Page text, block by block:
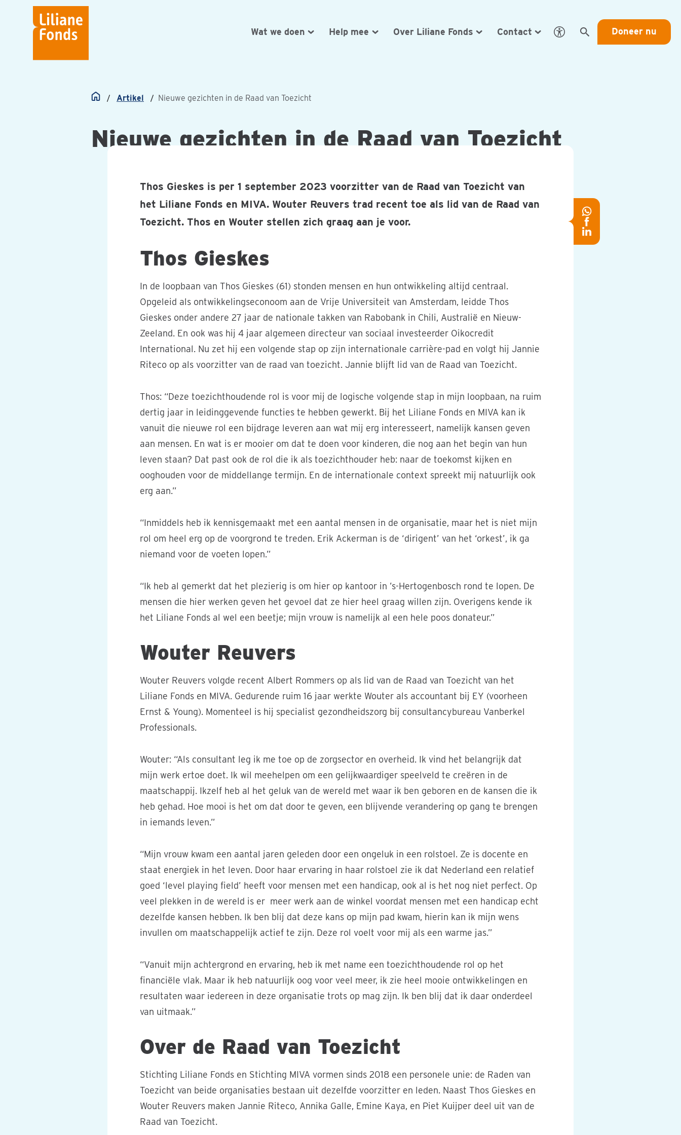
Liliane
Fonds
Wat we doen Help mee Over Liliane Fonds
Contact
Open Eye-Able
Zoeken
Doneer nu
Home Artikel Nieuwe gezichten in de Raad van Toezicht
Nieuwe gezichten in de Raad van Toezicht
Thos Gieskes is per 1 september 2023 voorzitter van de Raad van Toezicht van
het Liliane Fonds en MIVA. Wouter Reuvers trad recent toe als lid van de Raad van
Toezicht. Thos en Wouter stellen zich graag aan je voor.
Thos Gieskes
In de loopbaan van Thos Gieskes (61) stonden mensen en hun ontwikkeling altijd centraal.
Opgeleid als ontwikkelingseconoom aan de Vrije Universiteit van Amsterdam, leidde Thos
Gieskes onder andere 27 jaar de nationale takken van Rabobank in Chili, Australië en Nieuw-
Zeeland. En ook was hij 4 jaar algemeen directeur van sociaal investeerder Oikocredit
International. Nu zet hij een volgende stap op zijn internationale carrière-pad en volgt hij Jannie
Riteco op als voorzitter van de raad van toezicht. Jannie blijft lid van de Raad van Toezicht.
Thos: “Deze toezichthoudende rol is voor mij de logische volgende stap in mijn loopbaan, na ruim
dertig jaar in leidinggevende functies te hebben gewerkt. Bij het Liliane Fonds en MIVA kan ik
vanuit die nieuwe rol een bijdrage leveren aan wat mij erg interesseert, namelijk kansen geven
aan mensen. En wat is er mooier om dat te doen voor kinderen, die nog aan het begin van hun
leven staan? Dat past ook de rol die ik als toezichthouder heb: naar de toekomst kijken en
ooghouden voor de middellange termijn. En de internationale context spreekt mij natuurlijk ook
erg aan.”
“Inmiddels heb ik kennisgemaakt met een aantal mensen in de organisatie, maar het is niet mijn
rol om heel erg op de voorgrond te treden. Erik Ackerman is de ‘dirigent’ van het ‘orkest’, ik ga
niemand voor de voeten lopen.”
“Ik heb al gemerkt dat het plezierig is om hier op kantoor in ’s-Hertogenbosch rond te lopen. De
mensen die hier werken geven het gevoel dat ze hier heel graag willen zijn. Overigens kende ik
het Liliane Fonds al wel een beetje; mijn vrouw is namelijk al een hele poos donateur.”
Wouter Reuvers
Wouter Reuvers volgde recent Albert Rommers op als lid van de Raad van Toezicht van het
Liliane Fonds en MIVA. Gedurende ruim 16 jaar werkte Wouter als accountant bij EY (voorheen
Ernst & Young). Momenteel is hij specialist gezondheidszorg bij consultancybureau Vanberkel
Professionals.
Wouter: “Als consultant leg ik me toe op de zorgsector en overheid. Ik vind het belangrijk dat
mijn werk ertoe doet. Ik wil meehelpen om een gelijkwaardiger speelveld te creëren in de
maatschappij. Ikzelf heb al het geluk van de wereld met waar ik ben geboren en de kansen die ik
heb gehad. Hoe mooi is het om dat door te geven, een blijvende verandering op gang te brengen
in iemands leven.”
“Mijn vrouw kwam een aantal jaren geleden door een ongeluk in een rolstoel. Ze is docente en
staat energiek in het leven. Door haar ervaring in haar rolstoel zie ik dat Nederland een relatief
goed ‘level playing field’ heeft voor mensen met een handicap, ook al is het nog niet perfect. Op
veel plekken in de wereld is er meer werk aan de winkel voordat mensen met een handicap echt
dezelfde kansen hebben. Ik ben blij dat deze kans op mijn pad kwam, hierin kan ik mijn wens
invullen om maatschappelijk actief te zijn. Deze rol voelt voor mij als een warme jas.”
“Vanuit mijn achtergrond en ervaring, heb ik met name een toezichthoudende rol op het
financiële vlak. Maar ik heb natuurlijk oog voor veel meer, ik zie heel mooie ontwikkelingen en
resultaten waar iedereen in deze organisatie trots op mag zijn. Ik ben blij dat ik daar onderdeel
van uitmaak.”
Over de Raad van Toezicht
Stichting Liliane Fonds en Stichting MIVA vormen sinds 2018 een personele unie: de Raden van
Toezicht van beide organisaties bestaan uit dezelfde voorzitter en leden. Naast Thos Gieskes en
Wouter Reuvers maken Jannie Riteco, Annika Galle, Emine Kaya, en Piet Kuijper deel uit van de
Raad van Toezicht.
Deel
op
Whatsapp
Deel
Deel